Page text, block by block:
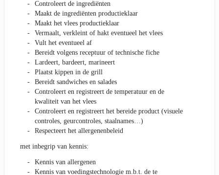
Controleert de ingrediënten
Maakt de ingrediënten productieklaar
Maakt het vlees productieklaar
Vermaalt, verkleint of hakt eventueel het vlees
Vult het eventueel af
Bereidt volgens receptuur of technische fiche
Lardeert, bardeert, marineert
Plaatst kippen in de grill
Bereidt sandwiches en salades
Controleert en registreert de temperatuur en de
kwaliteit van het vlees
Controleert en registreert het bereide product (visuele
controles, geurcontroles, staalnames…)
Respecteert het allergenenbeleid
met inbegrip van kennis:
Kennis van allergenen
Kennis van voedingstechnologie m.b.t. de te